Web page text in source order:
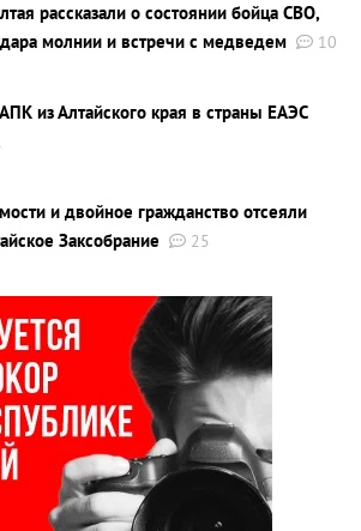
рассказали о состоянии бойца СВО,
молнии и встречи с медведем
10
из Алтайского края в страны ЕАЭС
и двойное гражданство отсеяли
Заксобрание
25